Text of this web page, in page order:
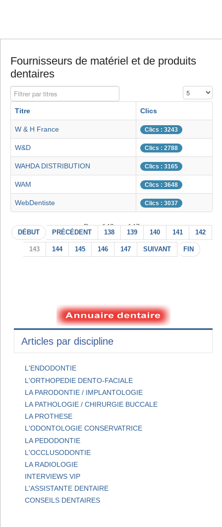
Fournisseurs de matériel et de produits
dentaires
Filtrer par titres Affichage #
Titre Clics
W & H France Clics : 3243
W&D Clics : 2788
WAHDA DISTRIBUTION Clics : 3165
WAM Clics : 3648
WebDentiste Clics : 3037
Page 143 sur 147
DÉBUT PRÉCÉDENT 138 139 140 141 142
143 144 145 146 147 SUIVANT FIN
Articles par discipline
L'ENDODONTIE
L'ORTHOPEDIE DENTO-FACIALE
LA PARODONTIE / IMPLANTOLOGIE
LA PATHOLOGIE / CHIRURGIE BUCCALE
LA PROTHESE
L'ODONTOLOGIE CONSERVATRICE
LA PEDODONTIE
L'OCCLUSODONTIE
LA RADIOLOGIE
INTERVIEWS VIP
L'ASSISTANTE DENTAIRE
CONSEILS DENTAIRES